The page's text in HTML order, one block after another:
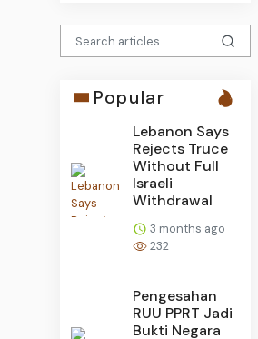
Popular
Lebanon Says
Rejects Truce
Without Full
Israeli
Withdrawal
3 months ago
232
Pengesahan
RUU PPRT Jadi
Bukti Negara